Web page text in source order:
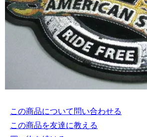
この商品について問い合わせる
この商品を友達に教える